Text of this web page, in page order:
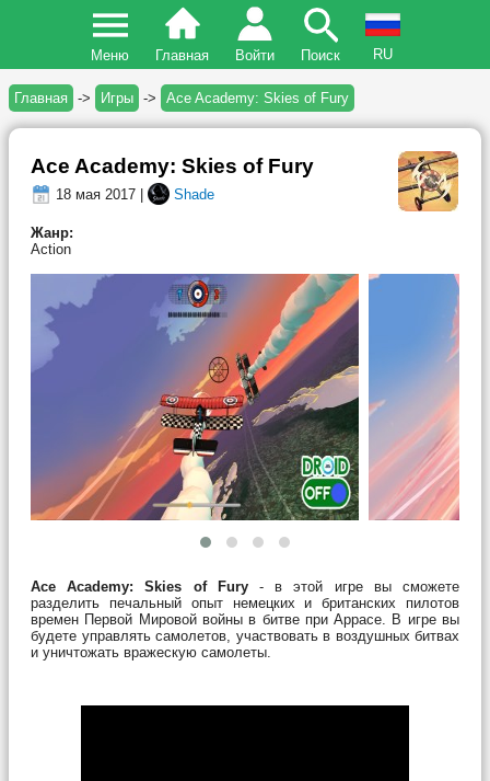
Меню Главная Войти Поиск RU
Главная -> Игры -> Ace Academy: Skies of Fury
Ace Academy: Skies of Fury
18 мая 2017 | Shade
Жанр:
Action
Ace Academy: Skies of Fury- в этой игре вы сможете
разделить печальный опыт немецких и британских пилотов
времен Первой Мировой войны в битве при Аррасе. В игре вы
будете управлять самолетов, участвовать в воздушных битвах
и уничтожать вражескую самолеты.